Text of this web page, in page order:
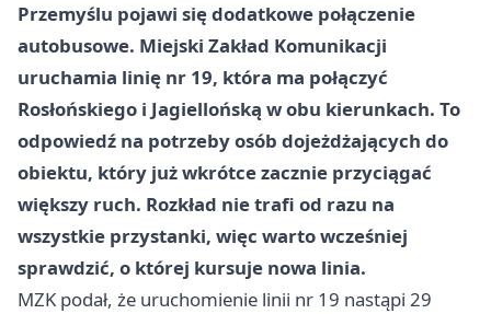
Przemyślu pojawi się dodatkowe połączenie
autobusowe. Miejski Zakład Komunikacji
uruchamia linię nr 19, która ma połączyć
Rosłońskiego i Jagiellońską w obu kierunkach. To
odpowiedź na potrzeby osób dojeżdżających do
obiektu, który już wkrótce zacznie przyciągać
większy ruch. Rozkład nie trafi od razu na
wszystkie przystanki, więc warto wcześniej
sprawdzić, o której kursuje nowa linia.
MZK podał, że uruchomienie linii nr 19 nastąpi 29